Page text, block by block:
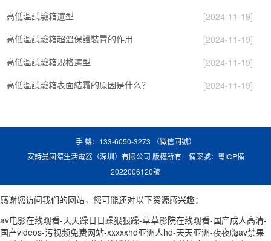
高低溫試驗箱選型
[2024-11-19]
高低溫試驗箱超溫保護裝置的作用
[2024-11-19]
高低溫試驗箱規格選型
[2024-11-19]
高低溫試驗箱表面結霜的原因是什么？
[2024-11-19]
手 機：133-6050-3273 （微信同號）
安詩曼國際生活電器（深圳）有限公司 版權所有 備案號： 粵ICP備
2022006120號
感谢您访问我们的网站，您可能还对以下资源感兴趣：
av电影在线观看-天天躁日日躁狠狠躁-草草影院在线观看-国产成人高清-
国产videos-污视频免费网站-xxxxxhd亚洲人hd-天天亚洲-夜夜嗨av禁果